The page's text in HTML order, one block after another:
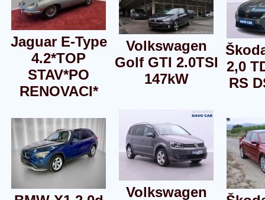
Jaguar E-Type
4.2*TOP
STAV*PO
RENOVACI*
Volkswagen
Golf GTI 2.0TSI
147kW
2,0
RS
Volkswagen